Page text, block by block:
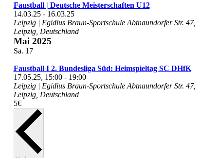
Faustball | Deutsche Meisterschaften U12
14.03.25- 16.03.25
Leipzig | Egidius Braun-Sportschule Abtnaundorfer Str. 47,
Leipzig, Deutschland
Mai 2025
Sa. 17
Faustball I 2. Bundesliga Süd: Heimspieltag SC DHfK
17.05.25, 15:00- 19:00
Leipzig | Egidius Braun-Sportschule Abtnaundorfer Str. 47,
Leipzig, Deutschland
5€